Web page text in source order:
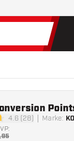
4.6 (28) Marke: